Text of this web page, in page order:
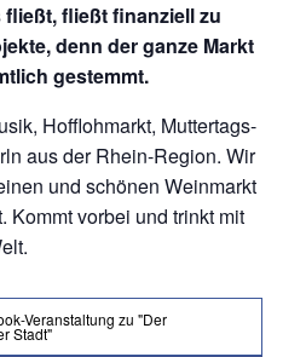
fließt finanziell zu
denn der ganze Markt
gestemmt.
Hofflohmarkt, Muttertags-
aus der Rhein-Region. Wir
und schönen Weinmarkt
Kommt vorbei und trinkt mit
Veranstaltung zu "Der
Stadt"